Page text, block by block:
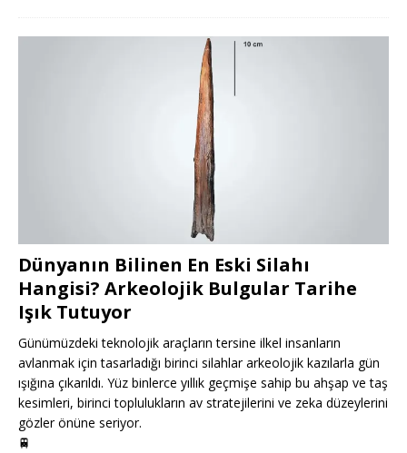
Dünyanın Bilinen En Eski Silahı
Hangisi? Arkeolojik Bulgular Tarihe
Işık Tutuyor
Günümüzdeki teknolojik araçların tersine ilkel insanların
avlanmak için tasarladığı birinci silahlar arkeolojik kazılarla gün
ışığına çıkarıldı. Yüz binlerce yıllık geçmişe sahip bu ahşap ve taş
kesimleri, birinci toplulukların av stratejilerini ve zeka düzeylerini
gözler önüne seriyor.
🚆